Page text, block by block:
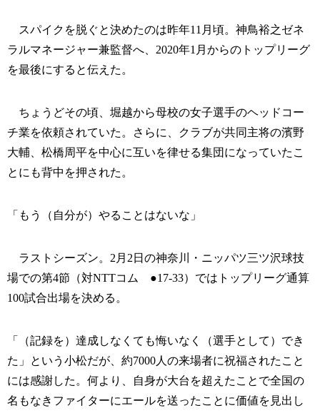
スパイクを脱ぐと決めたのは昨年11月頃。神鳥裕之ゼネ
ラルマネージャー兼監督へ、2020年1月からのトップリーグ
を最後にすると伝えた。
ちょうどその頃、堀越から母校の女子選手のヘッドコー
チ業を依頼されていた。さらに、クラブが共同主将の濱野
大輔、松橋周平を中心に互いを律せる集団になっていたこ
とにも背中を押された。
「もう（自分が）やることはないな」
ラストシーズン。2月2日の神奈川・ニッパツ三ツ沢球技
場での第4節（対NTTコム ●17-33）ではトップリーグ通算
100試合出場を決める。
「（記録を）達成しなくても悔いなく（選手として）でき
た」という小松だが、約7000人の来場者に祝福されたこと
には感謝した。何より、自身が大台を超えたことで全国の
名もなきファイターにエールを送ったことに価値を見出し